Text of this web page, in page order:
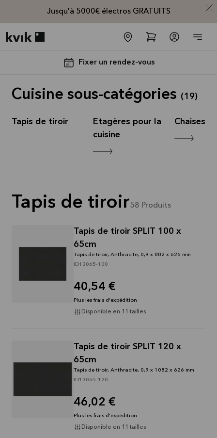
Jusqu'à 5000€ électros GRATUITS
Fixer un rendez-vous
GRATUITS*
suite
Cuisine sous-catégories (19)
Tapis de tiroir
Etagères pour la
cuisine
Chaises
Tapis de tiroir58 Produits
Tapis de tiroir SPLIT 100 x
65cm
Tapis de tiroir, Anthracite, 0,9 x 882 x 626 mm
ID13065-100
40,54 €
Plus les frais d'expédition
Disponible en 11 tailles
Tapis de tiroir SPLIT 120 x
65cm
Tapis de tiroir, Anthracite, 0,9 x 1082 x 626 mm
ID13065-120
46,02 €
Plus les frais d'expédition
Disponible en 11 tailles